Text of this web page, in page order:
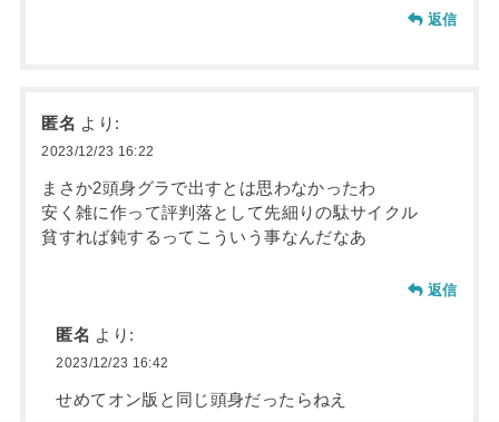
返信
匿名 より:
2023/12/23 16:22
まさか2頭身グラで出すとは思わなかったわ
安く雑に作って評判落として先細りの駄サイクル
貧すれば鈍するってこういう事なんだなあ
返信
匿名 より:
2023/12/23 16:42
せめてオン版と同じ頭身だったらねえ